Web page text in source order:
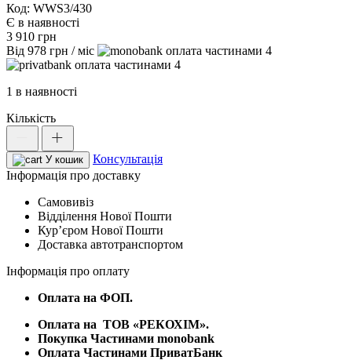
Код: WWS3/430
Є в наявності
3 910 грн
Від 978 грн / міс
4
4
1 в наявності
Кількість
Шланг
для
поливу
NTS
SILVER
3/4"
–
30м,
кількість
У кошик
Консультація
Інформація про доставку
Самовивіз
Відділення Нової Пошти
Курʼєром Нової Пошти
Доставка автотранспортом
Інформація про оплату
Оплата на ФОП.
Оплата на ТОВ «РЕКОХІМ».
Покупка Частинами monobank
Оплата Частинами ПриватБанк